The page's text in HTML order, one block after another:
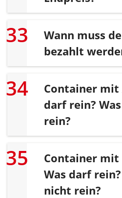
Wann muss
bezahlt
Container mit
darf rein?
rein?
Container mit
Was darf
nicht rein?